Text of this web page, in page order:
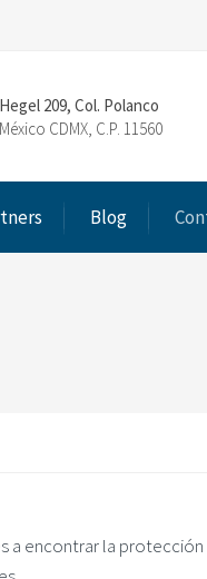
Hegel 209, Col. Polanco
México CDMX, C.P. 11560
Blog
encontrar la protección